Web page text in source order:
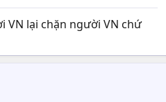
VN lại chặn người VN chứ